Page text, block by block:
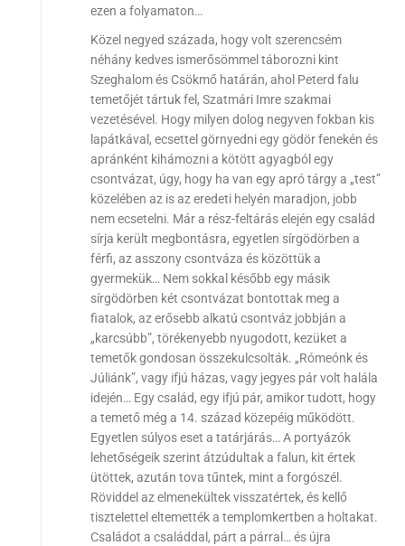
ezen a folyamaton…
Közel negyed százada, hogy volt szerencsém
néhány kedves ismerősömmel táborozni kint
Szeghalom és Csökmő határán, ahol Peterd falu
temetőjét tártuk fel, Szatmári Imre szakmai
vezetésével. Hogy milyen dolog negyven fokban kis
lapátkával, ecsettel görnyedni egy gödör fenekén és
apránként kihámozni a kötött agyagból egy
csontvázat, úgy, hogy ha van egy apró tárgy a „test”
közelében az is az eredeti helyén maradjon, jobb
nem ecsetelni. Már a rész-feltárás elején egy család
sírja került megbontásra, egyetlen sírgödörben a
férfi, az asszony csontváza és közöttük a
gyermekük… Nem sokkal később egy másik
sírgödörben két csontvázat bontottak meg a
fiatalok, az erősebb alkatú csontváz jobbján a
„karcsúbb”, törékenyebb nyugodott, kezüket a
temetők gondosan összekulcsolták. „Rómeónk és
Júliánk”, vagy ifjú házas, vagy jegyes pár volt halála
idején… Egy család, egy ifjú pár, amikor tudott, hogy
a temető még a 14. század közepéig működött.
Egyetlen súlyos eset a tatárjárás… A portyázók
lehetőségeik szerint átzúdultak a falun, kit értek
ütöttek, azután tova tűntek, mint a forgószél.
Röviddel az elmenekültek visszatértek, és kellő
tisztelettel eltemették a templomkertben a holtakat.
Családot a családdal, párt a párral… és újra